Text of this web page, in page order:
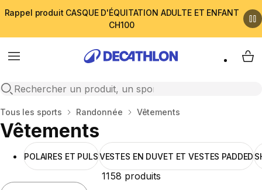
Rappel produit CASQUE D'ÉQUITATION ADULTE ET ENFANT
CH100
Menu
Open search
My
Accueil
Tous les sports Randonnée Vêtements
Vêtements
POLAIRES ET PULSVESTES EN DUVET ET VESTES PADDED
1158 produits